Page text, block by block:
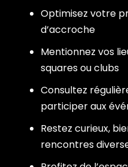
Optimisez votre
d’accroche
Mentionnez vos
squares ou clubs
Consultez
participer aux
Restez curieux,
rencontres